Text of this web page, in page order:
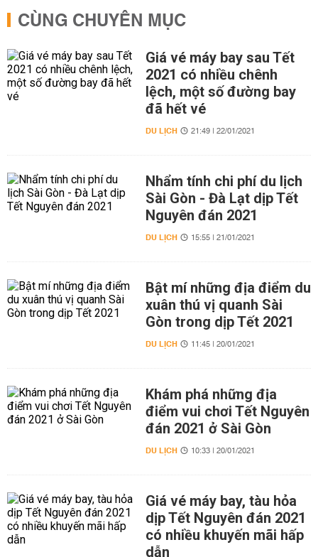
CÙNG CHUYÊN MỤC
Giá vé máy bay sau Tết
2021 có nhiều chênh
lệch, một số đường bay
đã hết vé
DU LỊCH 21:49 | 22/01/2021
Nhẩm tính chi phí du lịch
Sài Gòn - Đà Lạt dịp Tết
Nguyên đán 2021
DU LỊCH 15:55 | 21/01/2021
Bật mí những địa điểm du
xuân thú vị quanh Sài
Gòn trong dịp Tết 2021
DU LỊCH 11:45 | 20/01/2021
Khám phá những địa
điểm vui chơi Tết Nguyên
đán 2021 ở Sài Gòn
DU LỊCH 10:33 | 20/01/2021
Giá vé máy bay, tàu hỏa
dịp Tết Nguyên đán 2021
có nhiều khuyến mãi hấp
dẫn